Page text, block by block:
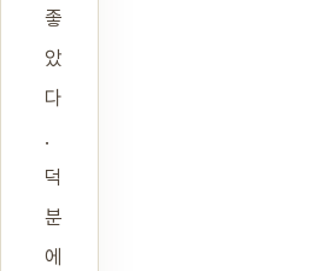
좋
았
다
.
덕
분
에